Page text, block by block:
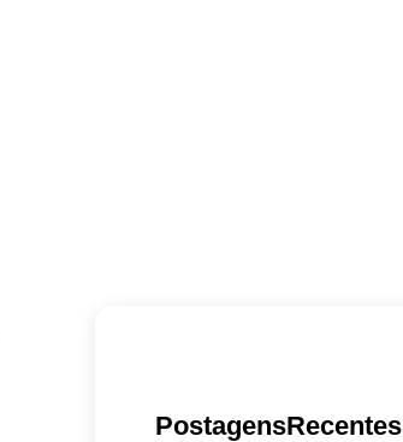
PostagensRecentes